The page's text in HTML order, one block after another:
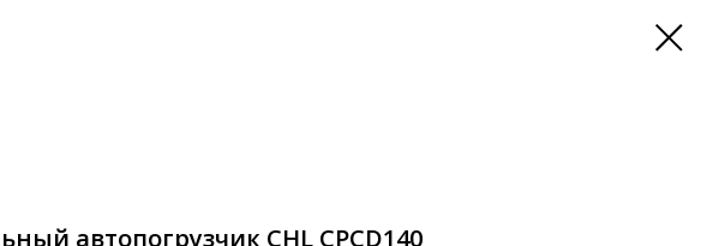
автопогрузчик CHL CPCD140